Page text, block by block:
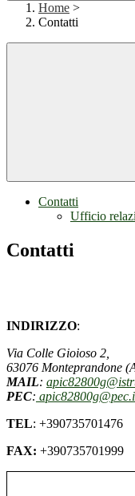
Home >
Contatti
Contatti
Ufficio
Contatti
INDIRIZZO:
Via Colle Gioioso 2
63076 Monteprandone
MAIL:
PEC:
TEL: +390735701476
FAX: +390735701999